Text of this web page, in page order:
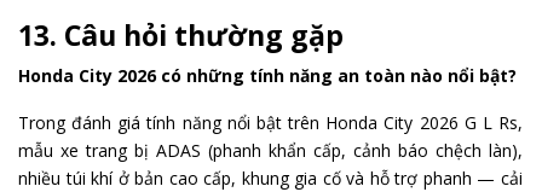
13. Câu hỏi thường gặp
Honda City 2026 có những tính năng an toàn nào nổi bật?
Trong đánh giá tính năng nổi bật trên Honda City 2026 G L Rs,
mẫu xe trang bị ADAS (phanh khẩn cấp, cảnh báo chệch làn),
nhiều túi khí ở bản cao cấp, khung gia cố và hỗ trợ phanh — cải